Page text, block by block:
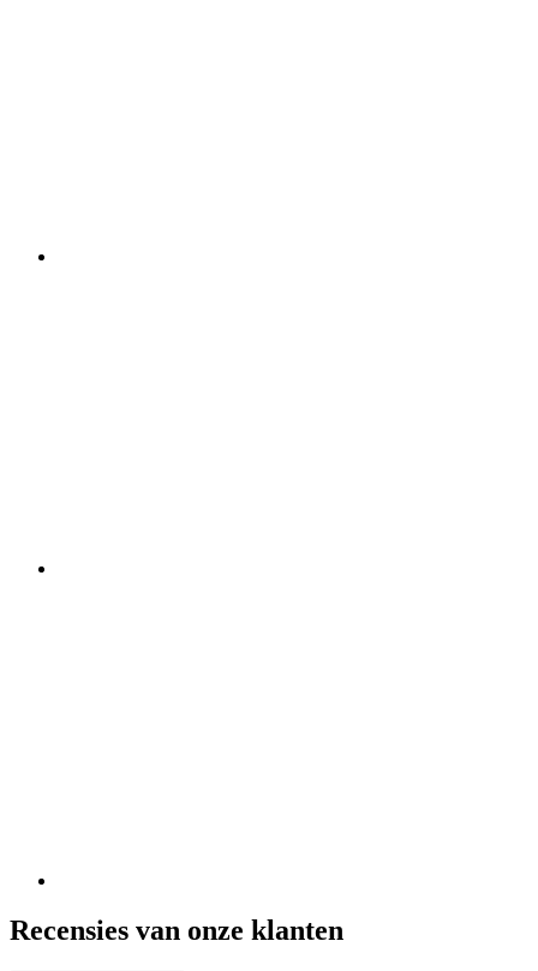
Recensies van onze klanten